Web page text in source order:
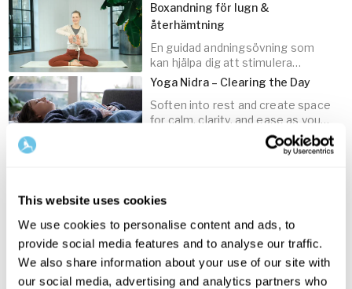
This website uses cookies
We use cookies to personalise content and ads, to
provide social media features and to analyse our traffic.
We also share information about your use of our site with
our social media, advertising and analytics partners who
15 min
Boxandning för lugn &
återhämtning
En guidad andningsövning som
kan hjälpa dig att stimulera
vagusnerven och lugna
nervsystemet.
Yoga Nidra – Clearing the Day
Soften into rest and create space
for calm, clarity, and ease as you
transition toward sleep.
Let go of the day with this
weary bodies and busy minds.
Meditation för att återvända hem
En meditation för att smälta